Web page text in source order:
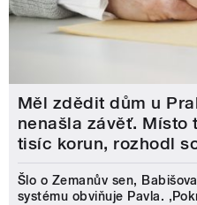
Měl zdědit dům u
nenašla závěť. Místo
tisíc korun, rozhodl
Šlo o Zemanův sen,
systému obviňuje Pavla.